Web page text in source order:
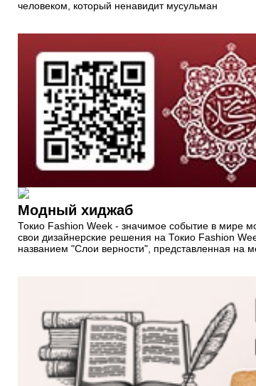
человеком, который ненавидит мусульман
Модный хиджаб
Токио Fashion Week - значимое событие в мире
свои дизайнерские решения на Токио Fashion
названием "Слои верности", представленная